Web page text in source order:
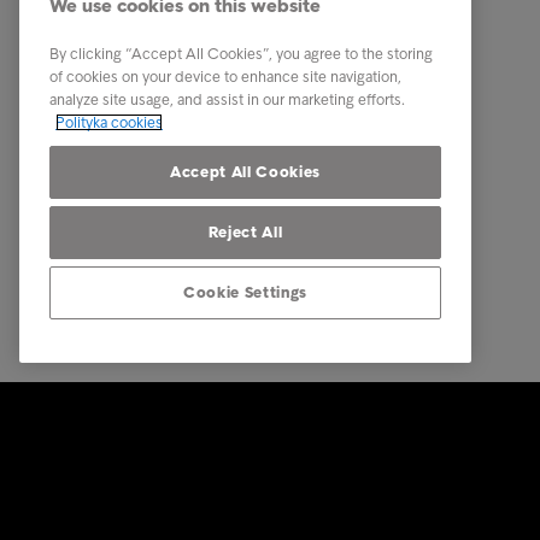
Konsumenci
Otrzymałeś list od firmy
windykacyjnej?
Wskazówki i rady
We use cookies on this website
By clicking “Accept All Cookies”, you agree to the storing
of cookies on your device to enhance site navigation,
analyze site usage, and assist in our marketing efforts.
Polityka cookies
Accept All Cookies
Reject All
Cookie Settings